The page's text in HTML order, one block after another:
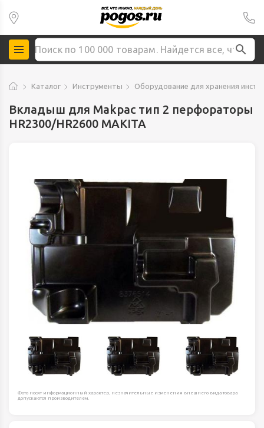
Каталог Инструменты Оборудование для хранения
Вкладыш для Makpac тип 2 перфораторы
HR2300/HR2600 MAKITA
Фото носят информационный характер, незначительные изменения внешнего вида товара
допускаются производителем.